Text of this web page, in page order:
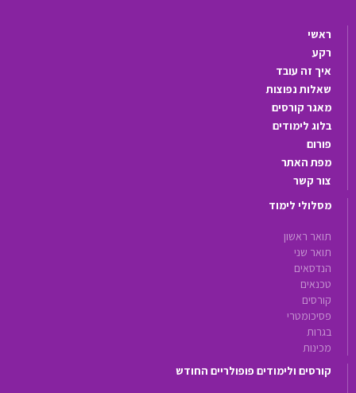
ראשי
רקע
איך זה עובד
שאלות נפוצות
מאגר קורסים
בלוג לימודים
פורום
מפת האתר
צור קשר
מסלולי לימוד
תואר ראשון
תואר שני
הנדסאים
טכנאים
קורסים
פסיכומטרי
בגרות
מכינות
קורסים ולימודים פופולריים החודש